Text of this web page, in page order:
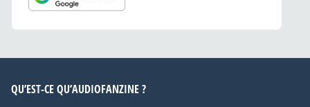
QU’EST-CE QU’AUDIOFANZINE ?